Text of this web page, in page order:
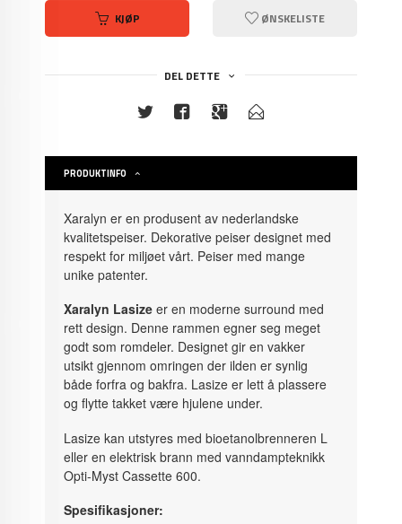
KJØP ØNSKELISTE
DEL DETTE
PRODUKTINFO
Xaralyn er en produsent av nederlandske
kvalitetspeiser. Dekorative peiser designet med
respekt for miljøet vårt. Peiser med mange
unike patenter.
Xaralyn Lasize er en moderne surround med
rett design. Denne rammen egner seg meget
godt som romdeler. Designet gir en vakker
utsikt gjennom omringen der ilden er synlig
både forfra og bakfra. Lasize er lett å plassere
og flytte takket være hjulene under.
Lasize kan utstyres med bioetanolbrenneren L
eller en elektrisk brann med vanndampteknikk
Opti-Myst Cassette 600.
Spesifikasjoner: